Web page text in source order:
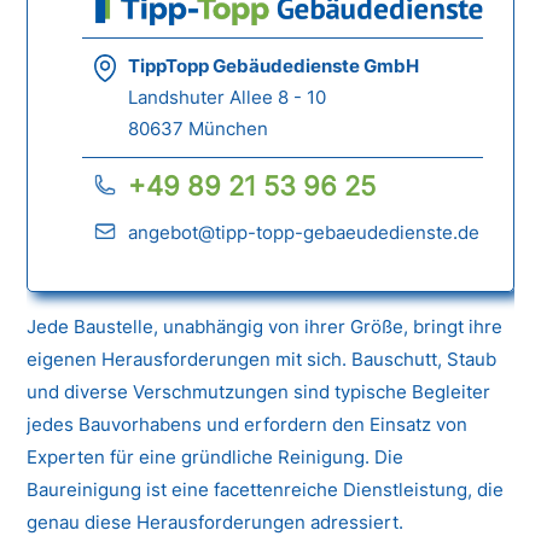
TippTopp Gebäudedienste GmbH
Landshuter Allee 8 - 10
80637 München
+49 89 21 53 96 25
angebot@tipp-topp-gebaeudedienste.de
Jede Baustelle, unabhängig von ihrer Größe, bringt ihre
eigenen Herausforderungen mit sich. Bauschutt, Staub
und diverse Verschmutzungen sind typische Begleiter
jedes Bauvorhabens und erfordern den Einsatz von
Experten für eine gründliche Reinigung. Die
Baureinigung ist eine facettenreiche Dienstleistung, die
genau diese Herausforderungen adressiert.